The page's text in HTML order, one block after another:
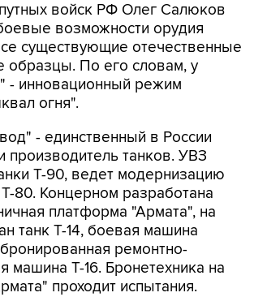
войск РФ Олег Салюков
возможности орудия
существующие отечественные
образцы. По его словам, у
- инновационный режим
огня".
- единственный в России
производитель танков. УВЗ
Т-90, ведет модернизацию
80. Концерном разработана
платформа "Армата", на
танк Т-14, боевая машина
ремонтно-
машина Т-16. Бронетехника на
проходит испытания.